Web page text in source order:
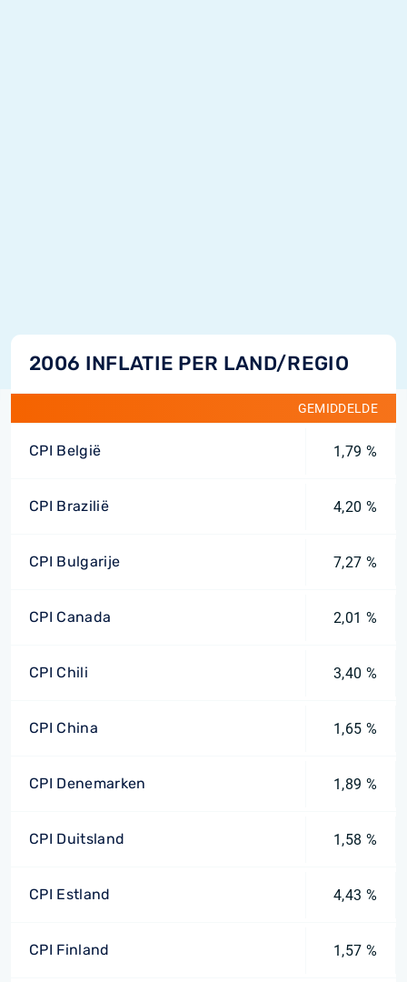
2006 INFLATIE PER LAND/REGIO
GEMIDDELDE
CPI België 1,79 %
CPI Brazilië 4,20 %
CPI Bulgarije 7,27 %
CPI Canada 2,01 %
CPI Chili 3,40 %
CPI China 1,65 %
CPI Denemarken 1,89 %
CPI Duitsland 1,58 %
CPI Estland 4,43 %
CPI Finland 1,57 %